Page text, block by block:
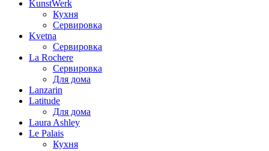
KunstWerk
Кухня
Сервировка
Kvetna
Сервировка
La Rochere
Сервировка
Для дома
Lanzarin
Latitude
Для дома
Laura Ashley
Le Palais
Кухня